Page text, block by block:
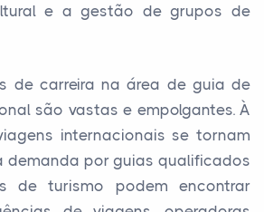
e a gestão de grupos de
de carreira na área de guia de
são vastas e empolgantes. À
internacionais se tornam
demanda por guias qualificados
de turismo podem encontrar